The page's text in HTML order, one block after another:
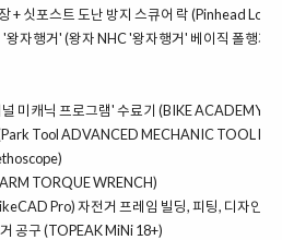
+ 싯포스트 도난 방지 스큐어 락 (Pinhead Lock
왕자행거' (왕자 NHC '왕자행거' 베이직 폴행거
미캐닉 프로그램' 수료기 (BIKE ACADEMY)
Tool ADVANCED MECHANIC TOOL
TORQUE WRENCH)
Pro) 자전거 프레임 빌딩, 피팅, 디자인
공구 (TOPEAK MiNi 18+)